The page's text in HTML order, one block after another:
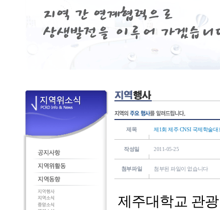
제목 제1회 제주 CNSI 국제학술대
작성일 2011-05-25
첨부파일 첨부된 파일이 없습니다
제주대학교 관